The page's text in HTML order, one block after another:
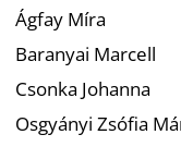
Ágfay Míra
Baranyai Marcell
Csonka Johanna
Osgyányi Zsófia